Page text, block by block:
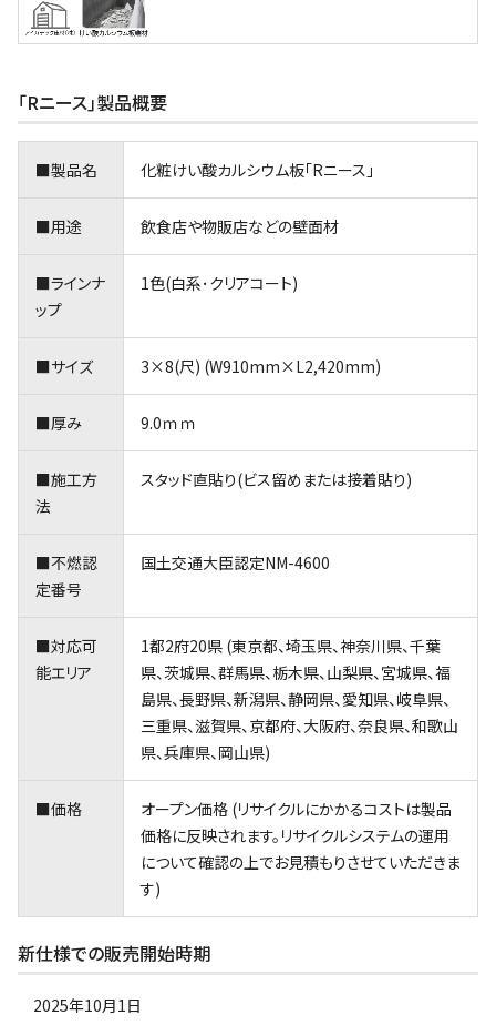
｢Rニース｣製品概要
■製品名 化粧けい酸カルシウム板｢Rニース｣
■用途 飲食店や物販店などの壁面材
■ラインナ
ップ
1色(白系･クリアコート)
■サイズ 3×8(尺) (W910mm×L2,420mm)
■厚み 9.0ｍｍ
■施工方
法
スタッド直貼り(ビス留めまたは接着貼り)
■不燃認
定番号
国土交通大臣認定NM-4600
■対応可
能エリア
1都2府20県 (東京都、埼玉県、神奈川県、千葉
県、茨城県、群馬県、栃木県、山梨県、宮城県、福
島県、長野県、新潟県、静岡県、愛知県、岐阜県、
三重県、滋賀県、京都府、大阪府、奈良県、和歌山
県、兵庫県、岡山県)
■価格
オープン価格 (リサイクルにかかるコストは製品
価格に反映されます。リサイクルシステムの運用
について確認の上でお見積もりさせていただきま
す)
新仕様での販売開始時期
2025年10月1日